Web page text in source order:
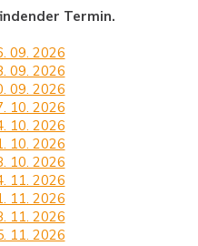
Termin.
09. 2026
09. 2026
09. 2026
10. 2026
10. 2026
10. 2026
10. 2026
11. 2026
11. 2026
11. 2026
11. 2026